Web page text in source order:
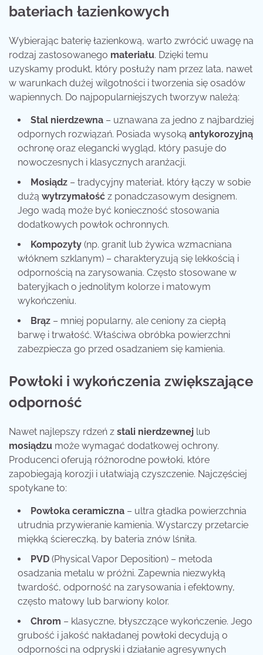
bateriach łazienkowych
Wybierając baterię łazienkową, warto zwrócić uwagę na
rodzaj zastosowanego materiału. Dzięki temu
uzyskamy produkt, który posłuży nam przez lata, nawet
w warunkach dużej wilgotności i tworzenia się osadów
wapiennych. Do najpopularniejszych tworzyw należą:
Stal nierdzewna – uznawana za jedno z najbardziej
odpornych rozwiązań. Posiada wysoką antykorozyjną
ochronę oraz elegancki wygląd, który pasuje do
nowoczesnych i klasycznych aranżacji.
Mosiądz – tradycyjny materiał, który łączy w sobie
dużą wytrzymałość z ponadczasowym designem.
Jego wadą może być konieczność stosowania
dodatkowych powłok ochronnych.
Kompozyty (np. granit lub żywica wzmacniana
włóknem szklanym) – charakteryzują się lekkością i
odpornością na zarysowania. Często stosowane w
bateryjkach o jednolitym kolorze i matowym
wykończeniu.
Brąz – mniej popularny, ale ceniony za ciepłą
barwę i trwałość. Właściwa obróbka powierzchni
zabezpiecza go przed osadzaniem się kamienia.
Powłoki i wykończenia zwiększające
odporność
Nawet najlepszy rdzeń z stali nierdzewnej lub
mosiądzu może wymagać dodatkowej ochrony.
Producenci oferują różnorodne powłoki, które
zapobiegają korozji i ułatwiają czyszczenie. Najczęściej
spotykane to:
Powłoka ceramiczna – ultra gładka powierzchnia
utrudnia przywieranie kamienia. Wystarczy przetarcie
miękką ściereczką, by bateria znów lśniła.
PVD (Physical Vapor Deposition) – metoda
osadzania metalu w próżni. Zapewnia niezwykłą
twardość, odporność na zarysowania i efektowny,
często matowy lub barwiony kolor.
Chrom – klasyczne, błyszczące wykończenie. Jego
grubość i jakość nakładanej powłoki decydują o
odporności na odpryski i działanie agresywnych